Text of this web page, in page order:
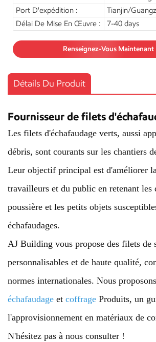
Port D'expédition :
Tianjin/
Délai De Mise En Œuvre :
7-40 days
Renseignez-Vous Maintenant
Détails Du Produit
Fournisseur de filets
Les filets d'échafaudage verts, aussi
débris, sont courants sur les chantiers
Leur objectif principal est d'améliorer
travailleurs et du public en retenant les
poussière et les petits objets
échafaudages.
AJ Building vous propose des filets de
personnalisables et de haute qualité,
normes internationales. Nous
échafaudage et coffrage Produits, un
l'approvisionnement en matériaux de
N'hésitez pas à nous consulter !